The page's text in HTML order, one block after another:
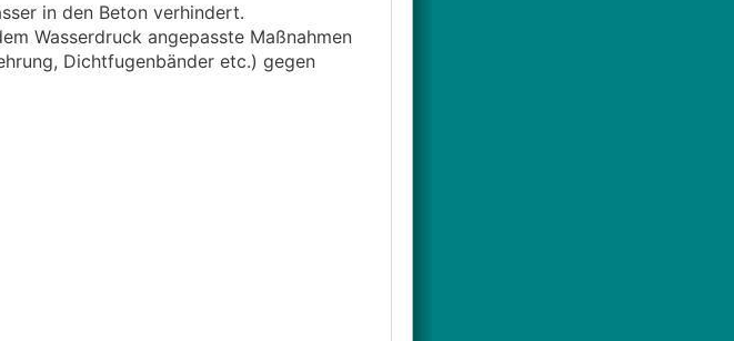
in den Beton verhindert.
Wasserdruck angepasste Maßnahmen
Dichtfugenbänder etc.) gegen